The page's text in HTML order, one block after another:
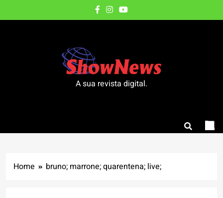
to
A sua revista digital.
Home bruno; marrone; quarentena; live;